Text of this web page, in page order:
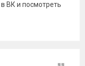
ВК и посмотреть